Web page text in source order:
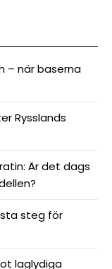
– när baserna
Rysslands
Är det dags
steg för
laglydiga